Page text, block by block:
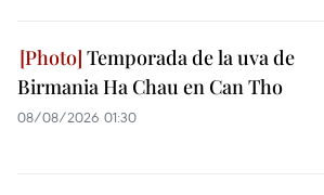
Temporada de la uva de
Birmania Ha Chau en Can Tho
08/08/2026 01:30